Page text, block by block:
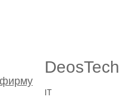
DeosTech
IT